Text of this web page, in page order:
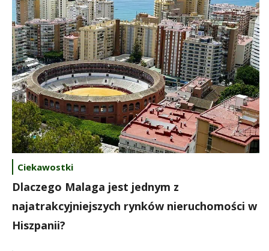
Ciekawostki
Dlaczego Malaga jest jednym z
najatrakcyjniejszych rynków nieruchomości w
Hiszpanii?